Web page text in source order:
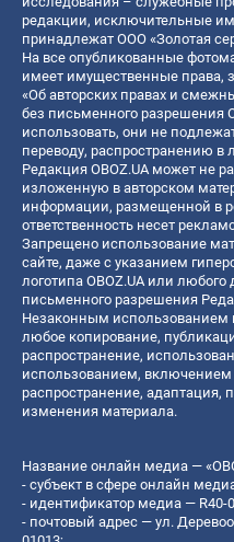
редакции, исключительные
принадлежат ООО «Золотая
На все опубликованные
имеет имущественные
«Об авторских правах и
без письменного разрешения
использовать, они не
переводу, распространению в
Редакция OBOZ.UA может не
изложенную в авторском
информации, размещенной в
ответственность несет
Запрещено использование
сайте, даже с указанием
логотипа OBOZ.UA или любого
письменного разрешения
Незаконным использованием
любое копирование,
распространение,
использованием, включением
распространение, адаптация,
изменения материала.
Название онлайн медиа —
- субъект в сфере онлайн
- идентификатор медиа — R40-
- почтовый адрес — ул.